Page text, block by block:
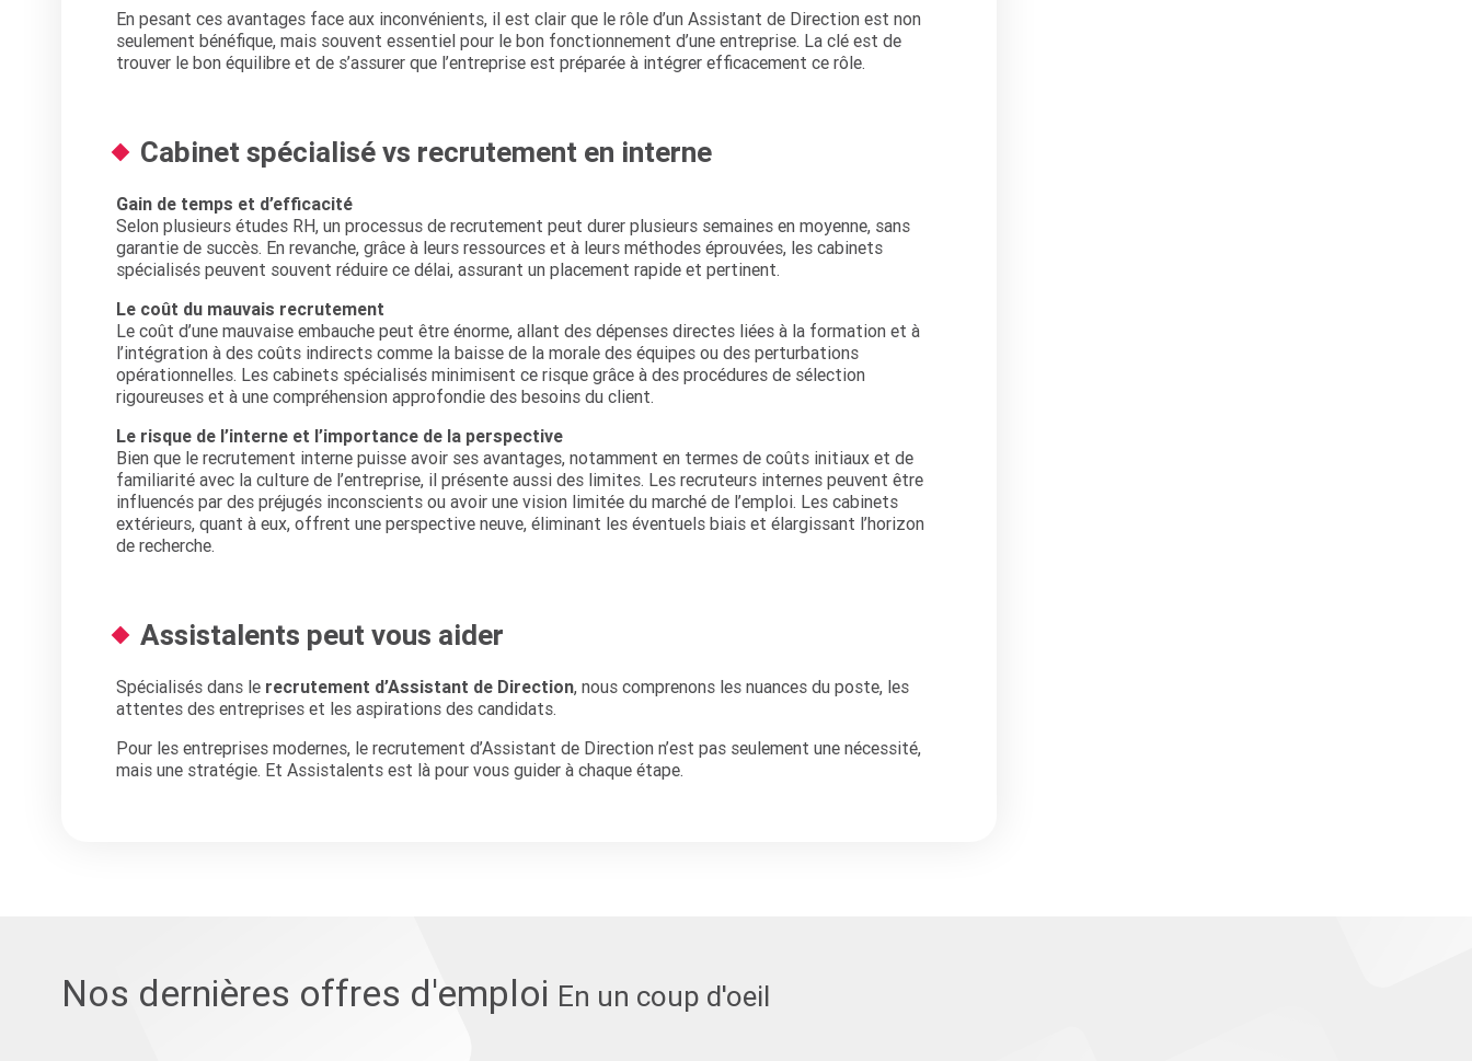
En pesant ces avantages face aux inconvénients, il est clair que le rôle d’un Assistant de Direction est non
seulement bénéfique, mais souvent essentiel pour le bon fonctionnement d’une entreprise. La clé est de
trouver le bon équilibre et de s’assurer que l’entreprise est préparée à intégrer efficacement ce rôle.
Cabinet spécialisé vs recrutement en interne
Gain de temps et d’efficacité
Selon plusieurs études RH, un processus de recrutement peut durer plusieurs semaines en moyenne, sans
garantie de succès. En revanche, grâce à leurs ressources et à leurs méthodes éprouvées, les cabinets
spécialisés peuvent souvent réduire ce délai, assurant un placement rapide et pertinent.
Le coût du mauvais recrutement
Le coût d’une mauvaise embauche peut être énorme, allant des dépenses directes liées à la formation et à
l’intégration à des coûts indirects comme la baisse de la morale des équipes ou des perturbations
opérationnelles. Les cabinets spécialisés minimisent ce risque grâce à des procédures de sélection
rigoureuses et à une compréhension approfondie des besoins du client.
Le risque de l’interne et l’importance de la perspective
Bien que le recrutement interne puisse avoir ses avantages, notamment en termes de coûts initiaux et de
familiarité avec la culture de l’entreprise, il présente aussi des limites. Les recruteurs internes peuvent être
influencés par des préjugés inconscients ou avoir une vision limitée du marché de l’emploi. Les cabinets
extérieurs, quant à eux, offrent une perspective neuve, éliminant les éventuels biais et élargissant l’horizon
de recherche.
Assistalents peut vous aider
Spécialisés dans le recrutement d’Assistant de Direction, nous comprenons les nuances du poste, les
attentes des entreprises et les aspirations des candidats.
Pour les entreprises modernes, le recrutement d’Assistant de Direction n’est pas seulement une nécessité,
mais une stratégie. Et Assistalents est là pour vous guider à chaque étape.
Nos dernières offres d'emploi En un coup d'oeil